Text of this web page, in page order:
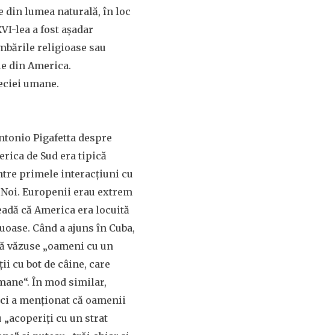
din lumea naturală, în loc
lea a fost așadar
religioase sau
din America.
umane.
Pigafetta despre
de Sud era tipică
primele interacțiuni cu
Europenii erau extrem
că America era locuită
Când a ajuns în Cuba,
văzuse „oameni cu un
cu bot de câine, care
În mod similar,
a menționat că oamenii
„acoperiți cu un strat